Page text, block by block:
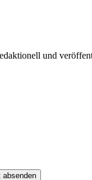
und
absenden